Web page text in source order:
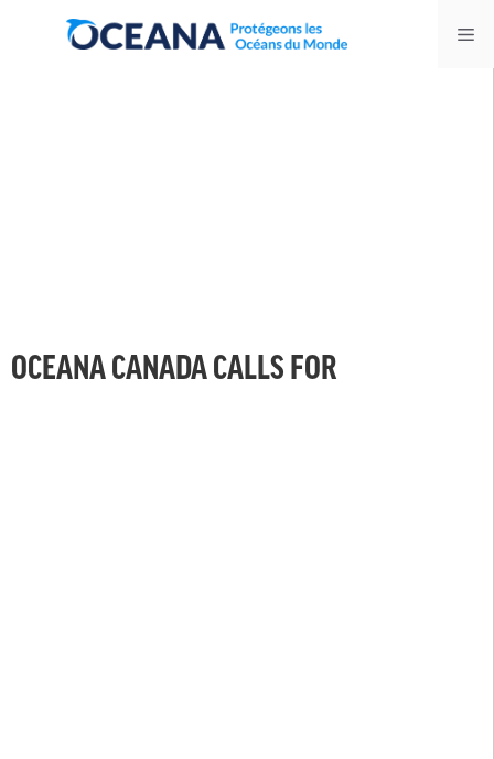
OCEANA CANADA CALLS FOR